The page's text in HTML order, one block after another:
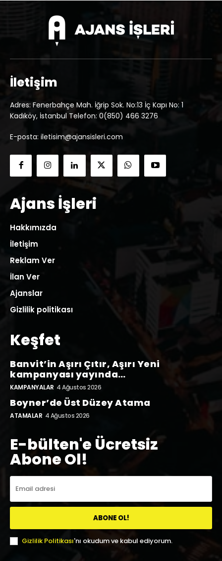
İletişim
Adres: Fenerbahçe Mah. İğrip Sok. No:13 İç Kapı No: 1
Kadıköy, İstanbul Telefon: 0(850) 466 3276
E-posta: iletisim@ajansisleri.com
Ajans İşleri
Hakkımızda
İletişim
Reklam Ver
İlan Ver
Ajanslar
Gizlilik politikası
Keşfet
Banvit’in Aşırı Çıtır, Aşırı Yeni
kampanyası yayında…
KAMPANYALAR 4 Ağustos 2026
Boyner’de Üst Düzey Atama
ATAMALAR 4 Ağustos 2026
E-bülten'e Ücretsiz
Abone Ol!
ABONE OL!
Gizlilik Politikası'nı okudum ve kabul ediyorum.